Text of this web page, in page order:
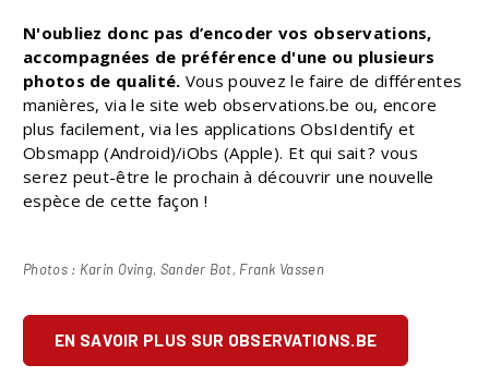
N'oubliez donc pas d’encoder vos observations,
accompagnées de préférence d'une ou plusieurs
photos de qualité. Vous pouvez le faire de différentes
manières, via le site web observations.be ou, encore
plus facilement, via les applications ObsIdentify et
Obsmapp (Android)/iObs (Apple). Et qui sait ? vous
serez peut-être le prochain à découvrir une nouvelle
espèce de cette façon !
Photos : Karin Oving, Sander Bot, Frank Vassen
EN SAVOIR PLUS SUR OBSERVATIONS.BE